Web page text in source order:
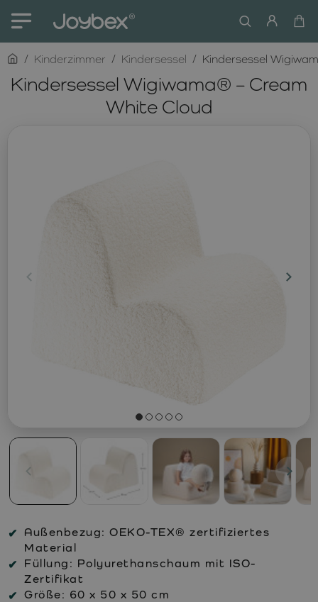
Kindersessel Wigiwama® – Cream
White Cloud
homeKinderzimmer Kindersessel Kindersessel
Außenbezug: OEKO-TEX® zertifiziertes
Material
Füllung: Polyurethanschaum mit ISO-
Zertifikat
Größe: 60 x 50 x 50 cm